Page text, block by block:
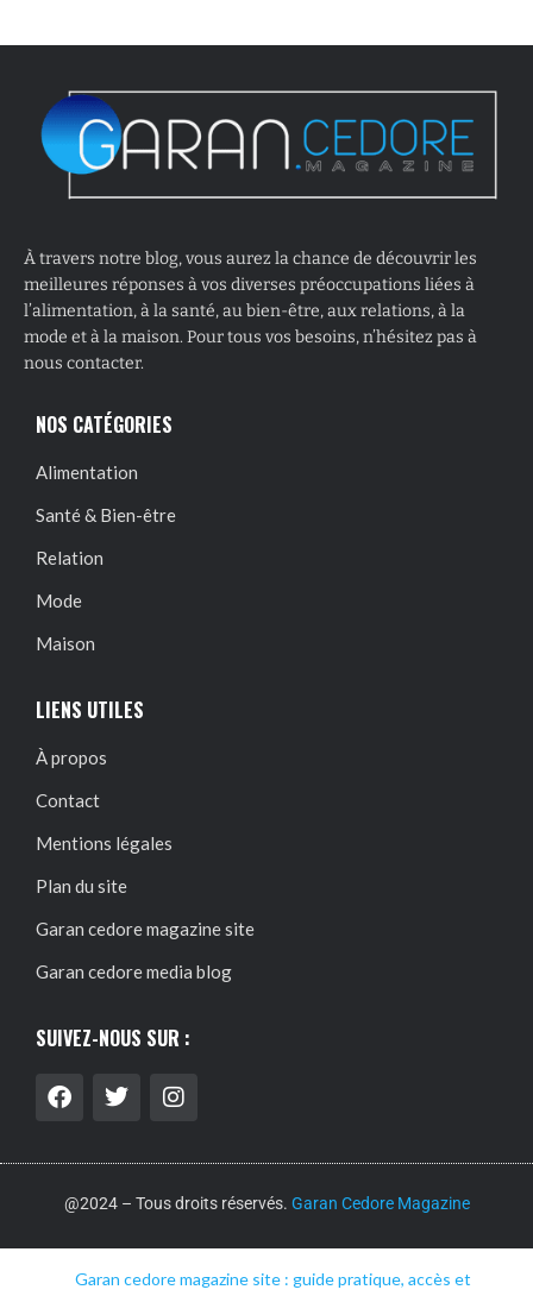
À travers notre blog, vous aurez la chance de découvrir les
meilleures réponses à vos diverses préoccupations liées à
l’alimentation, à la santé, au bien-être, aux relations, à la
mode et à la maison. Pour tous vos besoins, n’hésitez pas à
nous contacter.
NOS CATÉGORIES
Alimentation
Santé & Bien-être
Relation
Mode
Maison
LIENS UTILES
À propos
Contact
Mentions légales
Plan du site
Garan cedore magazine site
Garan cedore media blog
SUIVEZ-NOUS SUR :
@2024 – Tous droits réservés. Garan Cedore Magazine
Garan cedore magazine site : guide pratique, accès et